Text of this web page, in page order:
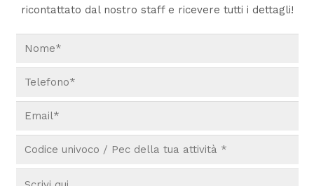
ricontattato dal nostro staff e ricevere tutti i dettagli!